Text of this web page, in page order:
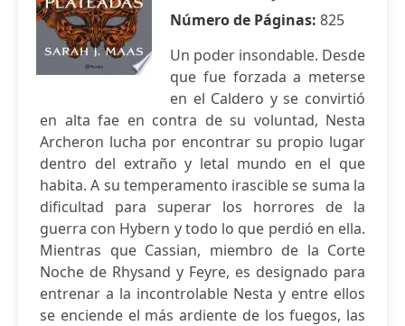
Número de Páginas: 825
Un poder insondable. Desde
que fue forzada a meterse
en el Caldero y se convirtió
en alta fae en contra de su voluntad, Nesta
Archeron lucha por encontrar su propio lugar
dentro del extraño y letal mundo en el que
habita. A su temperamento irascible se suma la
dificultad para superar los horrores de la
guerra con Hybern y todo lo que perdió en ella.
Mientras que Cassian, miembro de la Corte
Noche de Rhysand y Feyre, es designado para
entrenar a la incontrolable Nesta y entre ellos
se enciende el más ardiente de los fuegos, las